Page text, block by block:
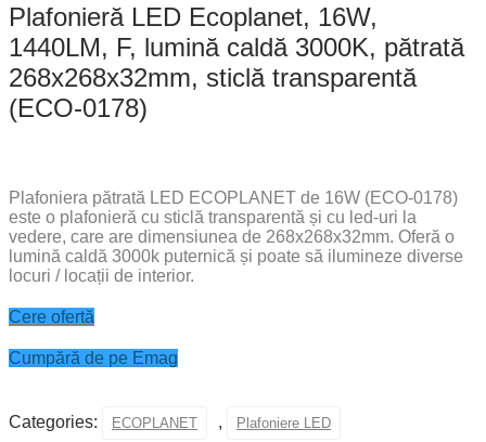
Plafonieră LED Ecoplanet, 16W,
1440LM, F, lumină caldă 3000K, pătrată
268x268x32mm, sticlă transparentă
(ECO-0178)
Plafoniera pătrată LED ECOPLANET de 16W (ECO-0178)
este o plafonieră cu sticlă transparentă și cu led-uri la
vedere, care are dimensiunea de 268x268x32mm. Oferă o
lumină caldă 3000k puternică și poate să ilumineze diverse
locuri / locații de interior.
Cere ofertă
Cumpără de pe Emag
Categories: ECOPLANET , Plafoniere LED